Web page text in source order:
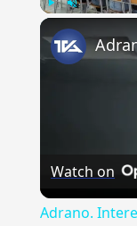
Watch on
Adrano.